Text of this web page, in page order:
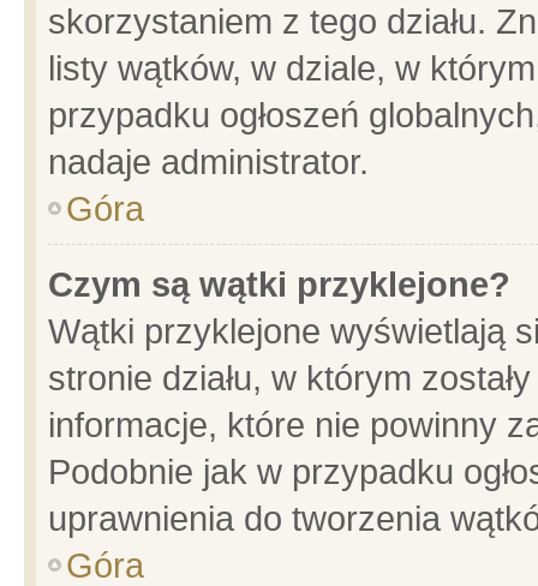
skorzystaniem z tego działu.
listy wątków, w dziale, w
przypadku ogłoszeń
nadaje administrator.
Góra
Czym są wątki przyklejone?
Wątki przyklejone wyświetlają
stronie działu, w którym
informacje, które nie powinny
Podobnie jak w przypadku
uprawnienia do tworzenia
Góra